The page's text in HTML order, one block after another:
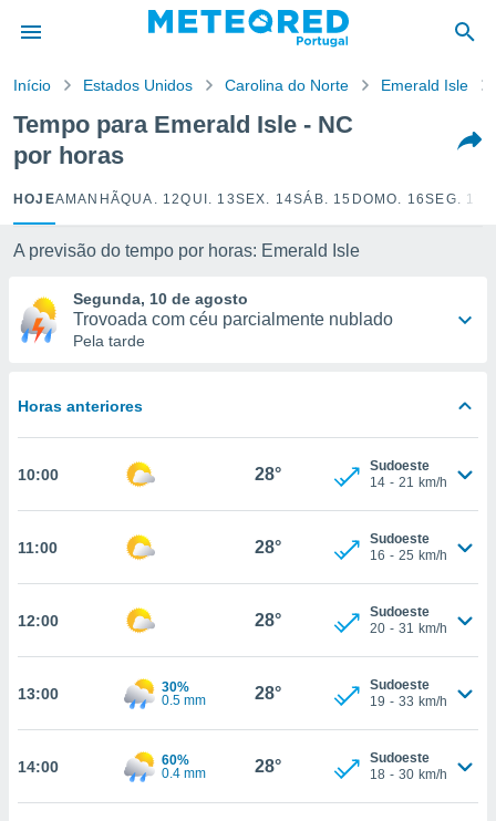
da
foi
para
fornecidas
a este
e
forma
digital
ou
a nossa
ao
todos os
CONTINUAR
Início Estados Unidos Carolina do Norte Emerald Isle
Tempo para Emerald Isle - NC
por horas
HOJEAMANHÃQUA. 12QUI. 13SEX. 14SÁB. 15 DOMO. 16SEG. 17
A previsão do tempo por horas: Emerald Isle
Segunda, 10 de agosto
Trovoada com céu parcialmente nublado
Pela tarde
Horas anteriores
10:00 28°
Sudoeste
14 - 21 km/h
11:00 28°
Sudoeste
16 - 25 km/h
12:00 28°
Sudoeste
20 - 31 km/h
13:00
30%
0.5 mm
28°
Sudoeste
19 - 33 km/h
14:00
60%
0.4 mm
28°
Sudoeste
18 - 30 km/h